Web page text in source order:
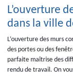
L’ouverture
dans la ville
L’ouverture des murs
des portes ou des
parfaite maîtrise des
rendu de travail. On